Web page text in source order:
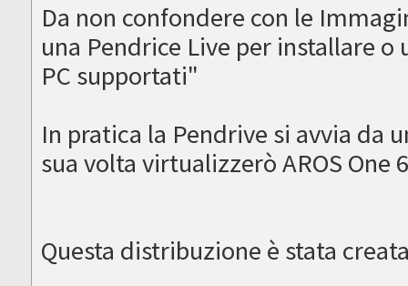
Da non confondere con le
una Pendrice Live per installare o
PC supportati"
In pratica la Pendrive si avvia da
sua volta virtualizzerò AROS One
Questa distribuzione è stata